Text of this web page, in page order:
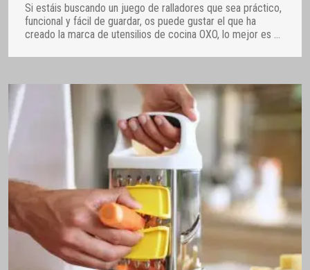
Si estáis buscando un juego de ralladores que sea práctico,
funcional y fácil de guardar, os puede gustar el que ha
creado la marca de utensilios de cocina OXO, lo mejor es